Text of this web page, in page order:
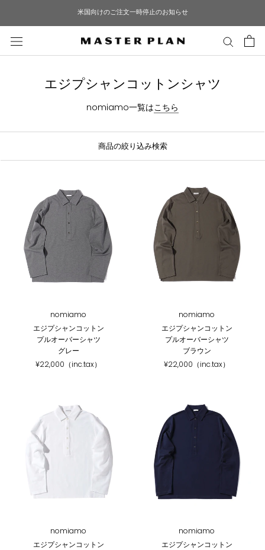
ン
米国向けのご注文一時停止のお知らせ
エジプシャンコットンシャツ
nomiamo一覧はこちら
商品の絞り込み検索
nomiamo
エジプシャンコットン
プルオーバーシャツ
グレー
¥22,000（inc.tax）
nomiamo
エジプシャンコットン
プルオーバーシャツ
ブラウン
¥22,000（inc.tax）
nomiamo
エジプシャンコットン
nomiamo
エジプシャンコットン